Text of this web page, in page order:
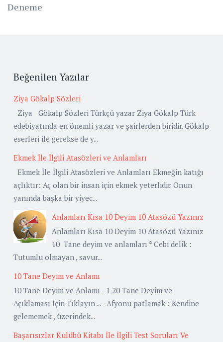
Deneme
Beğenilen Yazılar
Ziya Gökalp Sözleri
Ziya Gökalp Sözleri Türkçü yazar Ziya Gökalp Türk
edebiyatında en önemli yazar ve şairlerden biridir. Gökalp
eserleri ile gerekse de y...
Ekmek İle İlgili Atasözleri ve Anlamları
Ekmek İle İlgili Atasözleri ve Anlamları Ekmeğin katığı
açlıktır: Aç olan bir insan için ekmek yeterlidir. Onun
yanında başka bir yiyec...
Anlamları Kısa 10 Deyim 10 Atasözü Yazınız
Anlamları Kısa 10 Deyim 10 Atasözü Yazınız
10 Tane deyim ve anlamları * Cebi delik :
Tutumlu olmayan , savur...
10 Tane Deyim ve Anlamı
10 Tane Deyim ve Anlamı - 1 20 Tane Deyim ve
Açıklaması İçin Tıklayın ... - Afyonu patlamak : Kendine
gelememek , üzerindek...
Başarısızlar Kulübü Kitabı İle İlgili Test Soruları Ve